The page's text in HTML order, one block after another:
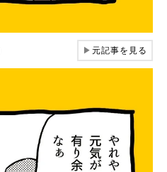
▶元記事を見る